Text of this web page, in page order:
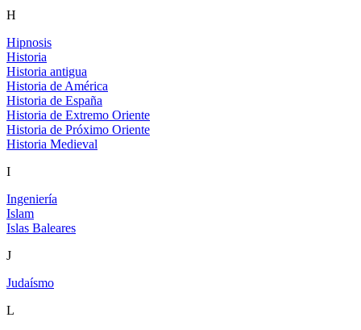
H
Hipnosis
Historia
Historia antigua
Historia de América
Historia de España
Historia de Extremo Oriente
Historia de Próximo Oriente
Historia Medieval
I
Ingeniería
Islam
Islas Baleares
J
Judaísmo
L